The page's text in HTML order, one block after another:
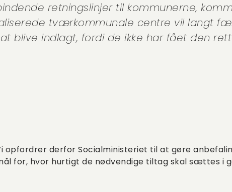
retningslinjer til kommunerne,
tværkommunale centre vil langt
blive indlagt, fordi de ikke har fået den
opfordrer derfor Socialministeriet til at gøre
for, hvor hurtigt de nødvendige tiltag skal sættes i